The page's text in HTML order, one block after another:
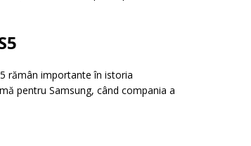
rămân importante în istoria
pentru Samsung, când compania a